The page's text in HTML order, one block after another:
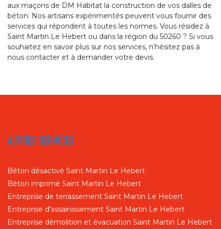
aux maçons de DM Habitat la construction de vos dalles de
béton. Nos artisans expérimentés peuvent vous fournir des
services qui répondent à toutes les normes. Vous résidez à
Saint Martin Le Hebert ou dans la région du 50260 ? Si vous
souhaitez en savoir plus sur nos services, n'hésitez pas à
nous contacter et à demander votre devis.
AUTRES SERVICES
Béton désactivé Saint Martin Le Hebert
Béton imprimé Saint Martin Le Hebert
Entreprise de terrassement Saint Martin Le Hebert
Entreprise d'assainissement Saint Martin Le Hebert
Entreprise démolition et évacuation Saint Martin Le Hebert